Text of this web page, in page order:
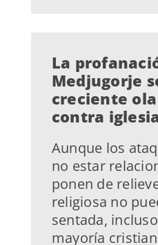
La
Medjugorje
creciente
contra
Aunque los
no estar
ponen de
religiosa no
sentada,
mayoría